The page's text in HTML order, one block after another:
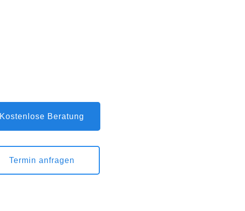
Kostenlose Beratung
Termin anfragen